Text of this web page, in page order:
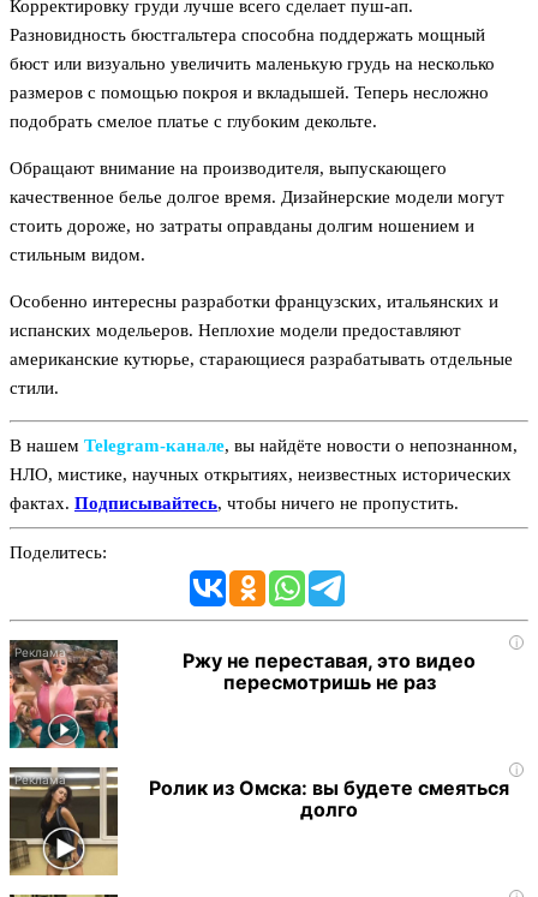
Корректировку груди лучше всего сделает пуш-ап.
Разновидность бюстгальтера способна поддержать мощный
бюст или визуально увеличить маленькую грудь на несколько
размеров с помощью покроя и вкладышей. Теперь несложно
подобрать смелое платье с глубоким декольте.
Обращают внимание на производителя, выпускающего
качественное белье долгое время. Дизайнерские модели могут
стоить дороже, но затраты оправданы долгим ношением и
стильным видом.
Особенно интересны разработки французских, итальянских и
испанских модельеров. Неплохие модели предоставляют
американские кутюрье, старающиеся разрабатывать отдельные
стили.
В нашем Telegram‑канале, вы найдёте новости о непознанном,
НЛО, мистике, научных открытиях, неизвестных исторических
фактах. Подписывайтесь, чтобы ничего не пропустить.
Поделитесь:
i
Ржу не переставая, это видео
пересмотришь не раз
i
Ролик из Омска: вы будете смеяться
долго